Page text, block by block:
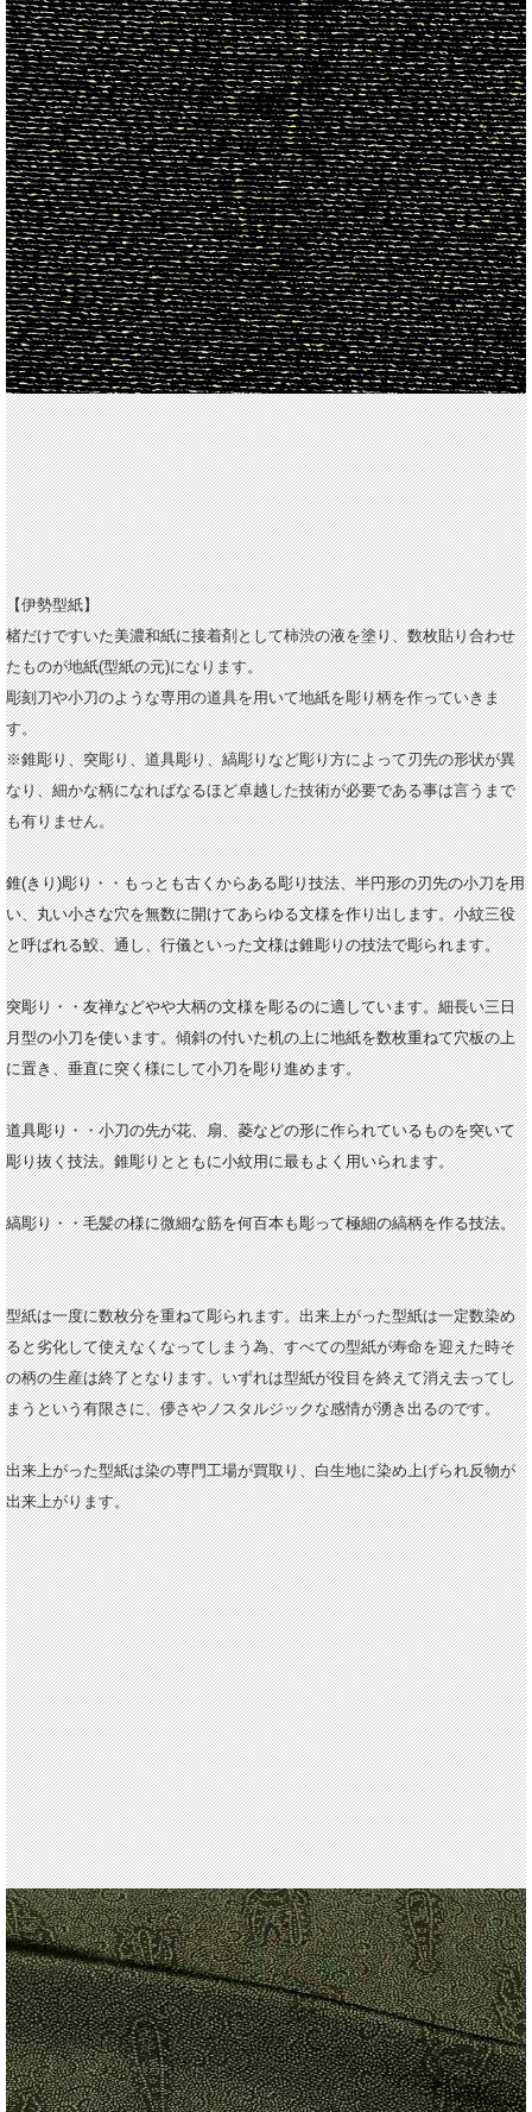
【伊勢型紙】
楮だけですいた美濃和紙に接着剤として柿渋の液を塗り、数枚貼り合わせ
たものが地紙(型紙の元)になります。
彫刻刀や小刀のような専用の道具を用いて地紙を彫り柄を作っていきま
す。
※錐彫り、突彫り、道具彫り、縞彫りなど彫り方によって刃先の形状が異
なり、細かな柄になればなるほど卓越した技術が必要である事は言うまで
も有りません。
錐(きり)彫り・・もっとも古くからある彫り技法、半円形の刃先の小刀を用
い、丸い小さな穴を無数に開けてあらゆる文様を作り出します。小紋三役
と呼ばれる鮫、通し、行儀といった文様は錐彫りの技法で彫られます。
突彫り・・友禅などやや大柄の文様を彫るのに適しています。細長い三日
月型の小刀を使います。傾斜の付いた机の上に地紙を数枚重ねて穴板の上
に置き、垂直に突く様にして小刀を彫り進めます。
道具彫り・・小刀の先が花、扇、菱などの形に作られているものを突いて
彫り抜く技法。錐彫りとともに小紋用に最もよく用いられます。
縞彫り・・毛髪の様に微細な筋を何百本も彫って極細の縞柄を作る技法。
型紙は一度に数枚分を重ねて彫られます。出来上がった型紙は一定数染め
ると劣化して使えなくなってしまう為、すべての型紙が寿命を迎えた時そ
の柄の生産は終了となります。いずれは型紙が役目を終えて消え去ってし
まうという有限さに、儚さやノスタルジックな感情が湧き出るのです。
出来上がった型紙は染の専門工場が買取り、白生地に染め上げられ反物が
出来上がります。